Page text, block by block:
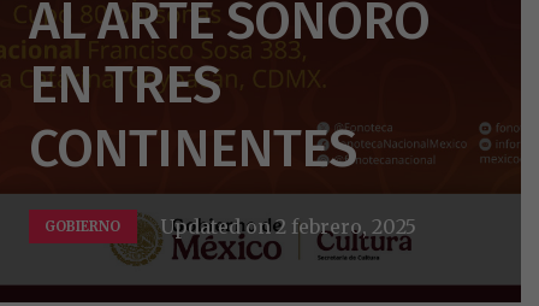
AL ARTE SONORO
EN TRES
CONTINENTES
GOBIERNO Updated on2 febrero, 2025